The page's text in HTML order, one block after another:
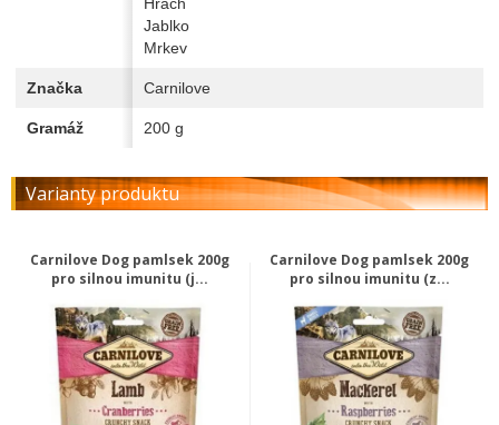
Jablko
Mrkev
Značka Carnilove
Gramáž 200 g
Varianty produktu
Carnilove Dog pamlsek 200g
pro silnou imunitu (j...
Carnilove Dog pamlsek 200g
pro silnou imunitu (z...